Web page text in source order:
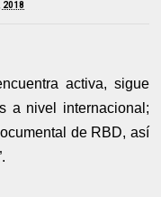
2018
activa, sigue
a nivel internacional;
de RBD, así